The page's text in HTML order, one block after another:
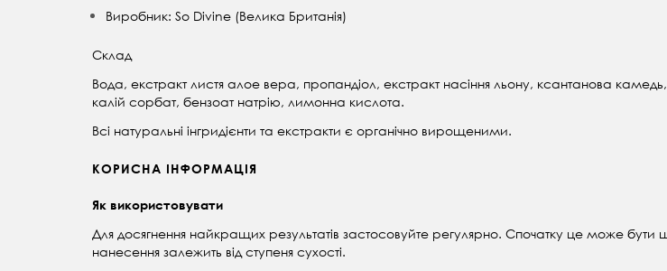
Виробник: So Divine (Велика Британія)
Склад
Вода, екстракт листя алое вера, пропандіол, екстракт насіння льону, ксантанова
калій сорбат, бензоат натрію, лимонна кислота.
Всі натуральні інгридієнти та екстракти є органічно вирощеними.
КОРИСНА ІНФОРМАЦІЯ
Як використовувати
Для досягнення найкращих результатів застосовуйте регулярно. Спочатку це може
нанесення залежить від ступеня сухості.